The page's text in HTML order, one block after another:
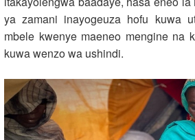
ya zamani inayogeuza hofu kuwa
mbele kwenye maeneo mengine na
kuwa wenzo wa ushindi.